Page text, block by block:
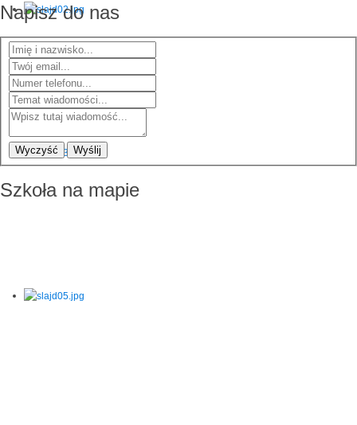
Napisz do nas
Wyczyść Wyślij
Szkoła na mapie